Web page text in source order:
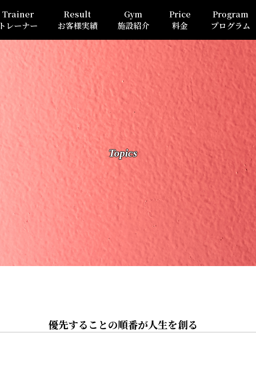
Trainer
トレーナー
Result
お客様実績
Gym
施設紹介
Price
料金
Program
プログラム
Topics
優先することの順番が人生を創る